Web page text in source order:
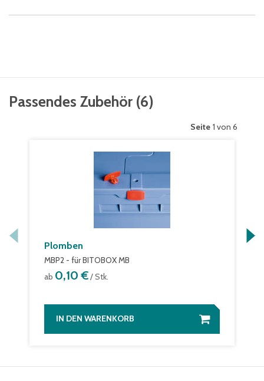
Passendes Zubehör (6)
Seite 1 von 6
Plomben
MBP2 - für BITOBOX MB
ab 0,10 €/ Stk.
IN DEN WARENKORB